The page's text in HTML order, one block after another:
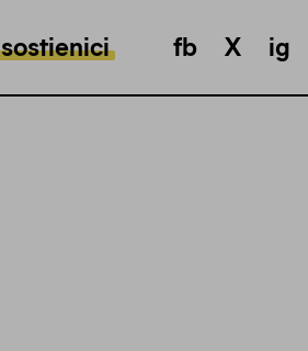
sostienici fb X ig